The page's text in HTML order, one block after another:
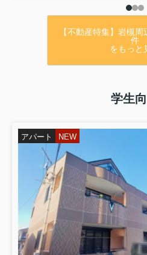
・室内広々
・買い物施設も
価格
↓↓↓
詳細はお問合せ
【アットホーム】さい
丁目（岩槻駅） 2階
[6991378020]さいたま
【不動産特集】岩槻
件
をもっと
学生
アパート NEW